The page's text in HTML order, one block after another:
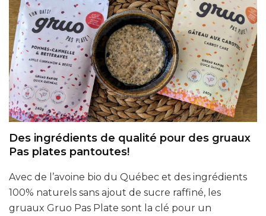
Des ingrédients de qualité pour des gruaux
Pas plates pantoutes!
Avec de l’avoine bio du Québec et des ingrédients
100% naturels sans ajout de sucre raffiné, les
gruaux Gruo Pas Plate sont la clé pour un